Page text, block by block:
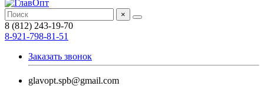
×
8 (812) 243-19-70
8-921-798-81-51
Заказать звонок
glavopt.spb@gmail.com